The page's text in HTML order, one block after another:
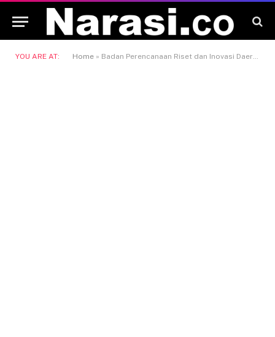
YOU ARE AT: Home » Badan Perencanaan Riset dan Inovasi Daerah (Baperinda)